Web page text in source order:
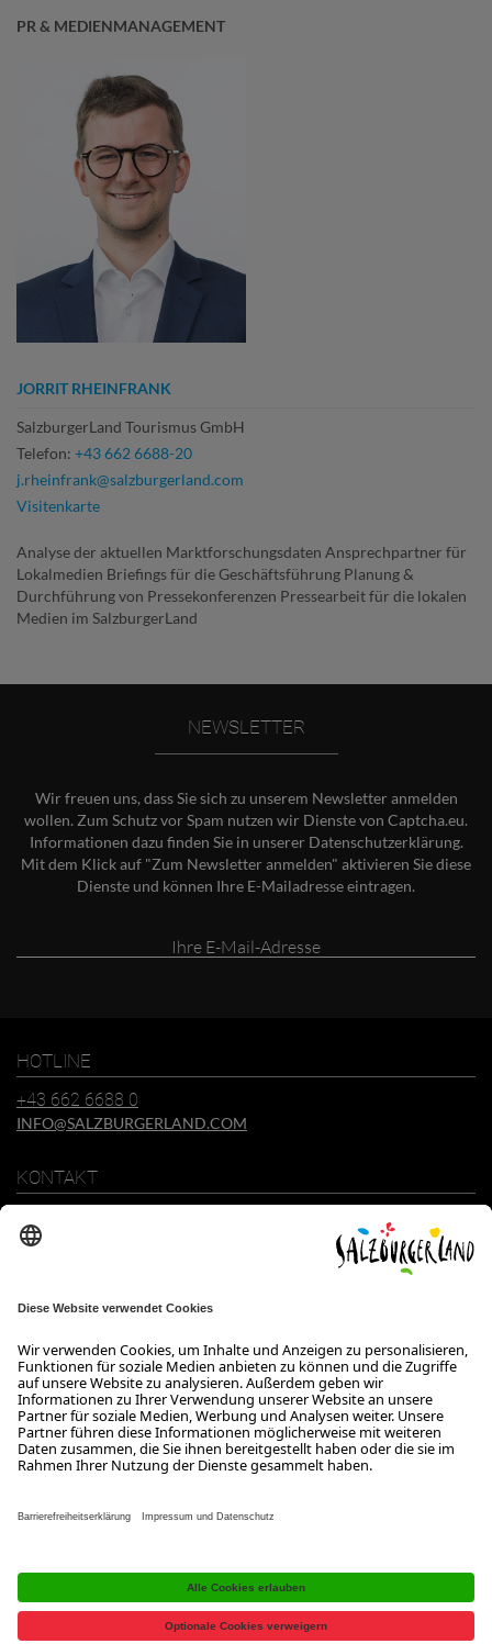
PR & MEDIENMANAGEMENT
JORRIT RHEINFRANK
SalzburgerLand Tourismus GmbH
Telefon: +43 662 6688-20
j.rheinfrank@salzburgerland.com
Visitenkarte
Analyse der aktuellen Marktforschungsdaten Ansprechpartner für
Lokalmedien Briefings für die Geschäftsführung Planung &
Durchführung von Pressekonferenzen Pressearbeit für die lokalen
Medien im SalzburgerLand
NEWSLETTER
Wir freuen uns, dass Sie sich zu unserem Newsletter anmelden
wollen. Zum Schutz vor Spam nutzen wir Dienste von Captcha.eu.
Informationen dazu finden Sie in unserer Datenschutzerklärung.
Mit dem Klick auf "Zum Newsletter anmelden" aktivieren Sie diese
Dienste und können Ihre E-Mailadresse eintragen.
HOTLINE
+43 662 6688 0
INFO@SALZBURGERLAND.COM
KONTAKT
+43 662 6688 0
ÖFFNUNGSZEITEN
Wir freuen uns auf Ihre Anfrage!
Gerne stehen wir Ihnen von Montag bis Donnerstag von 08:00 bis
Datenschutzerklärung
Barrierefreiheitserklärung B2B
Jobs